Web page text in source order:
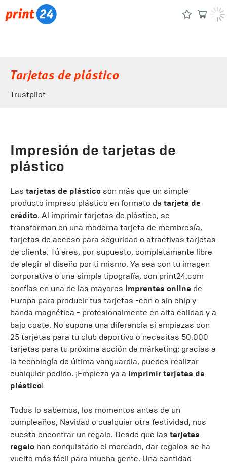
Tarjetas de plástico
Trustpilot
Impresión de tarjetas de
plástico
Las tarjetas de plástico son más que un simple
producto impreso plástico en formato de tarjeta de
crédito. Al imprimir tarjetas de plástico, se
transforman en una moderna tarjeta de membresía,
tarjetas de acceso para seguridad o atractivas tarjetas
de cliente. Tú eres, por supuesto, completamente libre
de elegir el diseño por ti mismo. Ya sea con tu imagen
corporativa o una simple tipografía, con print24.com
confías en una de las mayores imprentas online de
Europa para producir tus tarjetas -con o sin chip y
banda magnética - profesionalmente en alta calidad y a
bajo coste. No supone una diferencia si empiezas con
25 tarjetas para tu club deportivo o necesitas 50.000
tarjetas para tu próxima acción de márketing; gracias a
la tecnología de última vanguardia, puedes realizar
cualquier pedido. ¡Empieza ya a imprimir tarjetas de
plástico!
Todos lo sabemos, los momentos antes de un
cumpleaños, Navidad o cualquier otra festividad, nos
cuesta encontrar un regalo. Desde que las tarjetas
regalo han conquistado el mercado, dar regalos se ha
vuelto más fácil para mucha gente. Una cantidad